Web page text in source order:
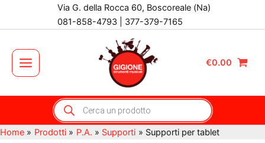
Via G. della Rocca 60, Boscoreale (Na)
081-858-4793 | 377-379-7165
Main
Menu
€0.00
Products
search
Home Prodotti P.A. Supporti Supporti per tablet